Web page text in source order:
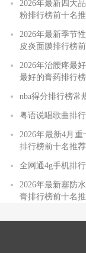
2026年最新四大
粉排行榜前十名
2026年最新季节
皮炎面膜排行榜
2026年治腰疼最
最好的膏药排行
nba得分排行榜常
粤语说唱歌曲排
2026年最新4月
排行榜前十名推荐
全网通4g手机排
2026年最新塞防
膏排行榜前十名